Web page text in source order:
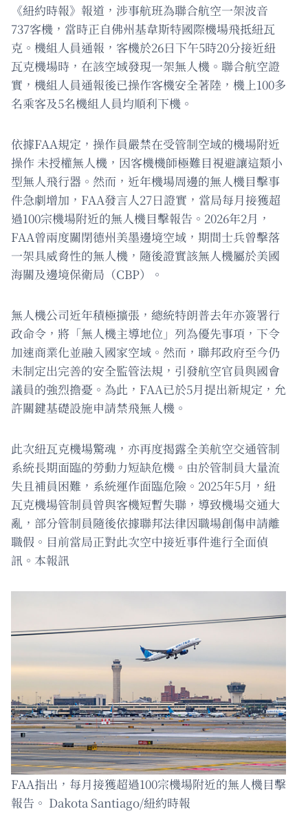
《紐約時報》報道，涉事航班為聯合航空一架波音
737客機，當時正自佛州基韋斯特國際機場飛抵紐瓦
克。機組人員通報，客機於26日下午5時20分接近紐
瓦克機場時，在該空域發現一架無人機。聯合航空證
實，機組人員通報後已操作客機安全著陸，機上100多
名乘客及5名機組人員均順利下機。
依據FAA規定，操作員嚴禁在受管制空域的機場附近
操作 未授權無人機，因客機機師極難目視避讓這類小
型無人飛行器。然而，近年機場周邊的無人機目擊事
件急劇增加，FAA發言人27日證實，當局每月接獲超
過100宗機場附近的無人機目擊報告。2026年2月，
FAA曾兩度關閉德州美墨邊境空域，期間士兵曾擊落
一架具威脅性的無人機，隨後證實該無人機屬於美國
海關及邊境保衛局（CBP）。
無人機公司近年積極擴張，總統特朗普去年亦簽署行
政命令，將「無人機主導地位」列為優先事項，下令
加速商業化並融入國家空域。然而，聯邦政府至今仍
未制定出完善的安全監管法規，引發航空官員與國會
議員的強烈擔憂。為此，FAA已於5月提出新規定，允
許關鍵基礎設施申請禁飛無人機。
此次紐瓦克機場驚魂，亦再度揭露全美航空交通管制
系統長期面臨的勞動力短缺危機。由於管制員大量流
失且補員困難，系統運作面臨危險。2025年5月，紐
瓦克機場管制員曾與客機短暫失聯，導致機場交通大
亂，部分管制員隨後依據聯邦法律因職場創傷申請離
職假。目前當局正對此次空中接近事件進行全面偵
訊。本報訊
FAA指出，每月接獲超過100宗機場附近的無人機目擊
報告。 Dakota Santiago/紐約時報